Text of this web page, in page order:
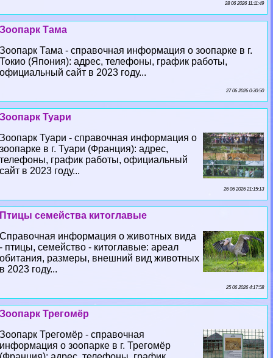
28 06 2026 11:11:49
Зоопарк Тама
Зоопарк Тама - справочная информация о зоопарке в г.
Токио (Япония): адрес, телефоны, график работы,
официальный сайт в 2023 году...
27 06 2026 0:30:50
Зоопарк Туари
Зоопарк Туари - справочная информация о
зоопарке в г. Туари (Франция): адрес,
телефоны, график работы, официальный
сайт в 2023 году...
26 06 2026 21:15:13
Птицы семейства китоглавые
Справочная информация о животных вида
- птицы, семейство - китоглавые: ареал
обитания, размеры, внешний вид животных
в 2023 году...
25 06 2026 4:17:58
Зоопарк Трегомёр
Зоопарк Трегомёр - справочная
информация о зоопарке в г. Трегомёр